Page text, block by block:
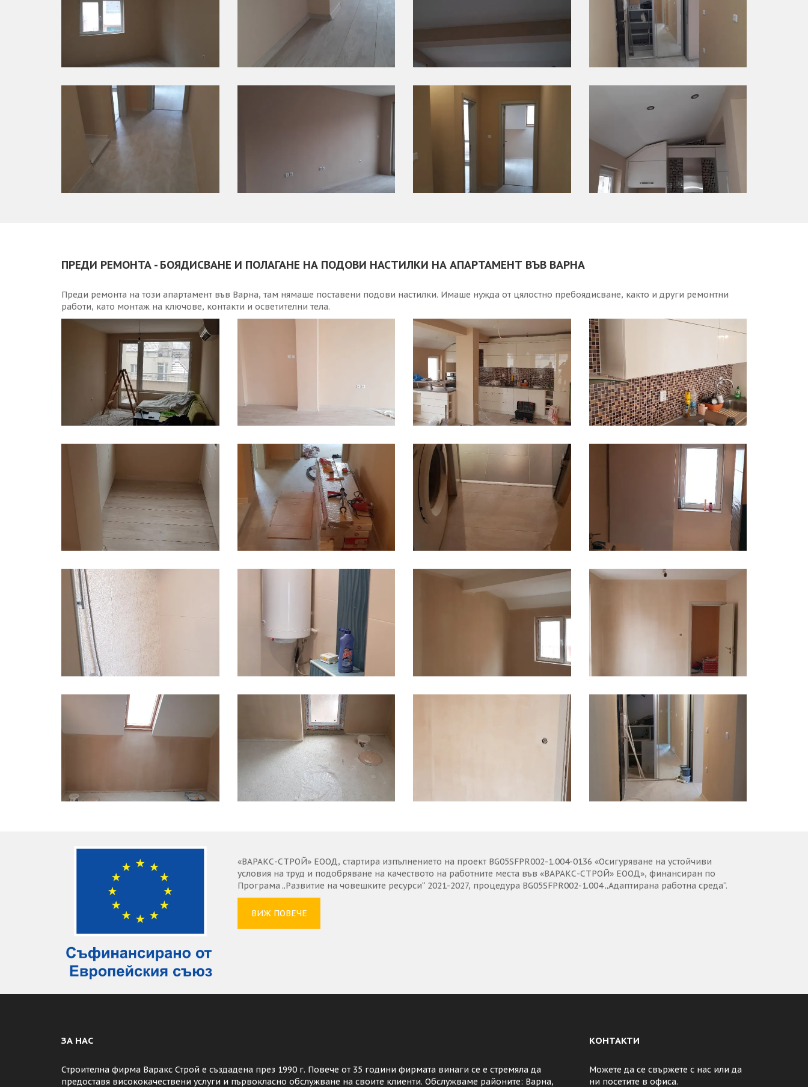
ПРЕДИ РЕМОНТА - БОЯДИСВАНЕ И ПОЛАГАНЕ НА ПОДОВИ НАСТИЛКИ НА АПАРТАМЕНТ ВЪВ ВАРНА
Преди ремонта на този апартамент във Варна, там нямаше поставени подови настилки. Имаше нужда от цялостно пребоядисване, както и други ремонтни
работи, като монтаж на ключове, контакти и осветителни тела.
«ВАРАКС-СТРОЙ» ЕООД, стартира изпълнението на проект BG05SFPR002-1.004-0136 «Осигуряване на устойчиви
условия на труд и подобряване на качеството на работните места във «ВАРАКС-СТРОЙ» ЕООД», финансиран по
Програма „Развитие на човешките ресурси“ 2021-2027, процедура BG05SFPR002-1.004 „Адаптирана работна среда“.
ВИЖ ПОВЕЧЕ
ЗА НАС
Строителна фирма Варакс Строй е създадена през 1990 г. Повече от 35 години фирмата винаги се е стремяла да
предоставя висококачествени услуги и първокласно обслужване на своите клиенти. Обслужваме районите: Варна,
КОНТАКТИ
Можете да се свържете с нас или да
ни посетите в офиса.